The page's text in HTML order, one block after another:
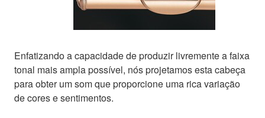
Enfatizando a capacidade de produzir livremente a faixa
tonal mais ampla possível, nós projetamos esta cabeça
para obter um som que proporcione uma rica variação
de cores e sentimentos.